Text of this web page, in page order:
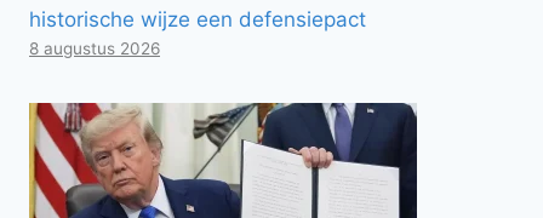
historische wijze een defensiepact
8 augustus 2026